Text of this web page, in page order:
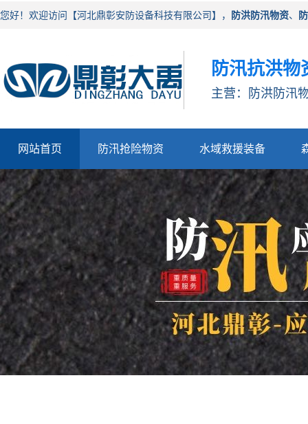
您好！欢迎访问【河北鼎彰安防设备科技有限公司】， 防洪防汛物资、
防汛抗洪
主营：防洪防汛
网站首页 防汛抢险物资 水域救援装备